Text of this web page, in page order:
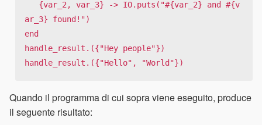
ar_3} found!")
end
handle_result.({"Hey people"})
handle_result.({"Hello", "World"})
Quando il programma di cui sopra viene eseguito, produce
il seguente risultato: